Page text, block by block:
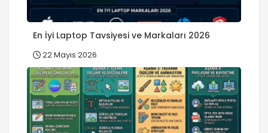
En İyi Laptop Tavsiyesi ve Markaları 2026
22 Mayıs 2026